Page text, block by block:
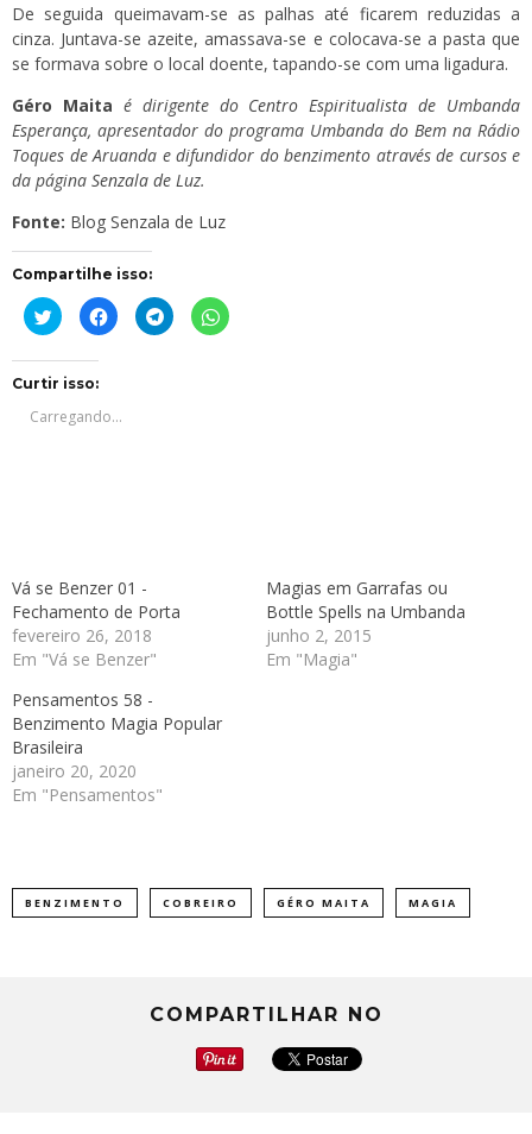
De seguida queimavam-se as palhas até ficarem reduzidas a
cinza. Juntava-se azeite, amassava-se e colocava-se a pasta que
se formava sobre o local doente, tapando-se com uma ligadura.
Géro Maita é dirigente do Centro Espiritualista de Umbanda
Esperança, apresentador do programa Umbanda do Bem na Rádio
Toques de Aruanda e difundidor do benzimento através de cursos e
da página Senzala de Luz.
Fonte: Blog Senzala de Luz
Compartilhe isso:
Clique
para
compartilhar
em
janela)
Clique
para
compartilhar
janela)
Clique
para
compartilhar
Clique
para
Curtir isso:
Carregando...
Vá se Benzer 01 -
Fechamento de Porta
fevereiro 26, 2018
Em "Vá se Benzer"
Magias em Garrafas ou
Bottle Spells na Umbanda
junho 2, 2015
Em "Magia"
Pensamentos 58 -
Benzimento Magia Popular
Brasileira
janeiro 20, 2020
Em "Pensamentos"
BENZIMENTO COBREIRO GÉRO MAITA MAGIA
COMPARTILHAR NO